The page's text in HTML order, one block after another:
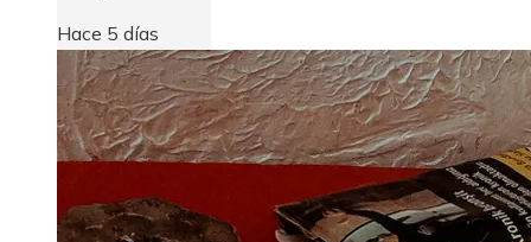
Hace 5 días